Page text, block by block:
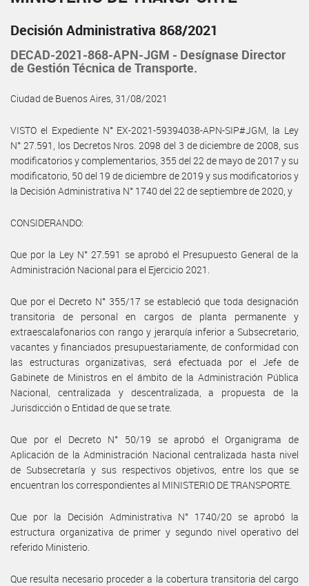
Decisión Administrativa 868/2021
DECAD-2021-868-APN-JGM - Desígnase Director
de Gestión Técnica de Transporte.
Ciudad de Buenos Aires, 31/08/2021
VISTO el Expediente N° EX-2021-59394038-APN-SIP#JGM, la Ley
N° 27.591, los Decretos Nros. 2098 del 3 de diciembre de 2008, sus
modificatorios y complementarios, 355 del 22 de mayo de 2017 y su
modificatorio, 50 del 19 de diciembre de 2019 y sus modificatorios y
la Decisión Administrativa N° 1740 del 22 de septiembre de 2020, y
CONSIDERANDO:
Que por la Ley N° 27.591 se aprobó el Presupuesto General de la
Administración Nacional para el Ejercicio 2021.
Que por el Decreto N° 355/17 se estableció que toda designación
transitoria de personal en cargos de planta permanente y
extraescalafonarios con rango y jerarquía inferior a Subsecretario,
vacantes y financiados presupuestariamente, de conformidad con
las estructuras organizativas, será efectuada por el Jefe de
Gabinete de Ministros en el ámbito de la Administración Pública
Nacional, centralizada y descentralizada, a propuesta de la
Jurisdicción o Entidad de que se trate.
Que por el Decreto N° 50/19 se aprobó el Organigrama de
Aplicación de la Administración Nacional centralizada hasta nivel
de Subsecretaría y sus respectivos objetivos, entre los que se
encuentran los correspondientes al MINISTERIO DE TRANSPORTE.
Que por la Decisión Administrativa N° 1740/20 se aprobó la
estructura organizativa de primer y segundo nivel operativo del
referido Ministerio.
Que resulta necesario proceder a la cobertura transitoria del cargo